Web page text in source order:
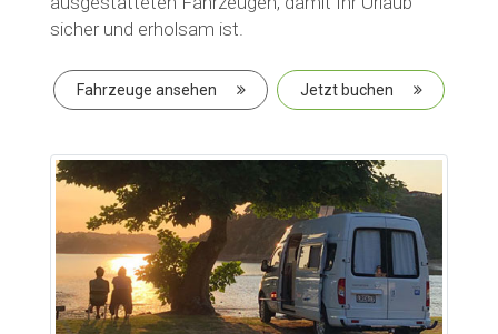
sicher und erholsam ist.
Fahrzeuge ansehen Jetzt buchen